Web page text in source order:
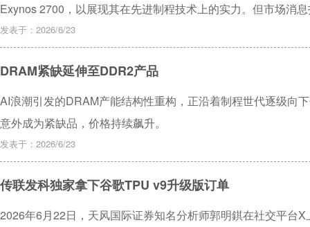
Exynos 2700，以展现其在先进制程技术上的实力。但市场消
面积（PPA）等关键指标上，目前仍落后于竞争对手台积电的
力，三星正致力于研发突破性的SbS散热解决方案，力图在旗
发表于：2026/6/23
DRAM紧缺延伸至DDR2产品
AI浪潮引发的DRAM产能结构性重构，正沿着制程世代逐级向
意外成为紧缺品，价格持续飙升。
发表于：2026/6/23
传联发科独家拿下谷歌TPU v9升级版订单
2026年6月22日，天风国际证券知名分析师郭明錤在社交平台